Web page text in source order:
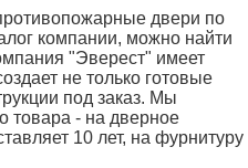
двери по
компании, можно найти
"Эверест" имеет
не только готовые
под заказ. Мы
товара - на дверное
10 лет, на фурнитуру